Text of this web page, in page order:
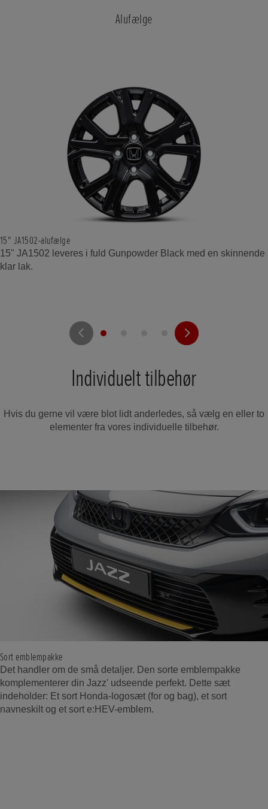
Alufælge
15" JA1502-alufælge
15" JA1502 leveres i fuld Gunpowder Black med en skinnende
klar lak.
Individuelt tilbehør
Hvis du gerne vil være blot lidt anderledes, så vælg en eller to
elementer fra vores individuelle tilbehør.
Sort emblempakke
Det handler om de små detaljer. Den sorte emblempakke
komplementerer din Jazz' udseende perfekt. Dette sæt
indeholder: Et sort Honda-logosæt (for og bag), et sort
navneskilt og et sort e:HEV-emblem.